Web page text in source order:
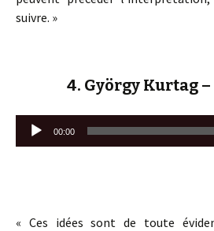
suivre. »
4. György Kurtag
Lecteur
audio
00:00
« Ces idées sont de toute